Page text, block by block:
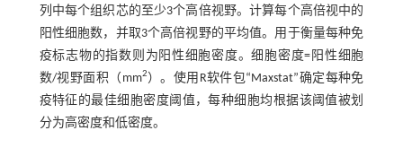
列中每个组织芯的至少3个高倍视野。计算每个高倍视中的
阳性细胞数，并取3个高倍视野的平均值。用于衡量每种免
疫标志物的指数则为阳性细胞密度。细胞密度=阳性细胞
数/视野面积（mm2）。使用R软件包“Maxstat”确定每种免
疫特征的最佳细胞密度阈值，每种细胞均根据该阈值被划
分为高密度和低密度。